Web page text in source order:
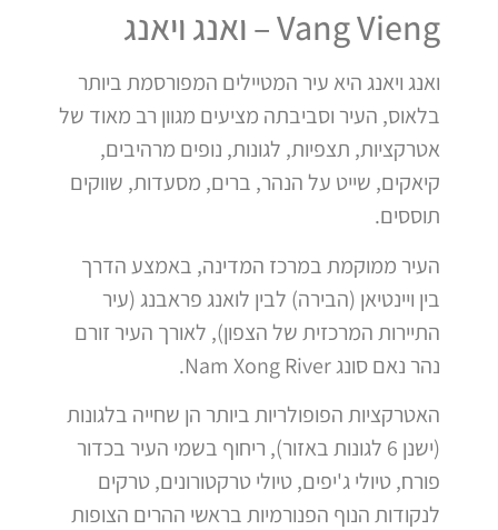
Vang Vieng – ואנג ויאנג
ואנג ויאנג היא עיר המטיילים המפורסמת ביותר
בלאוס, העיר וסביבתה מציעים מגוון רב מאוד של
אטרקציות, תצפיות, לגונות, נופים מרהיבים,
קיאקים, שייט על הנהר, ברים, מסעדות, שווקים
תוססים.
העיר ממוקמת במרכז המדינה, באמצע הדרך
בין ויינטיאן (הבירה) לבין לואנג פראבנג (עיר
התיירות המרכזית של הצפון), לאורך העיר זורם
נהר נאם סונג Nam Xong River.
האטרקציות הפופולריות ביותר הן שחייה בלגונות
(ישנן 6 לגונות באזור), ריחוף בשמי העיר בכדור
פורח, טיולי ג'יפים, טיולי טרקטורונים, טרקים
לנקודות הנוף הפנורמיות בראשי ההרים הצופות